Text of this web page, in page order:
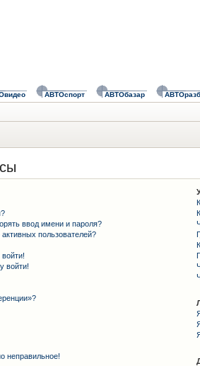
АВТОспорт АВТОбазар
ввод имени и пароля?
пользователей?
войти!
неправильное!